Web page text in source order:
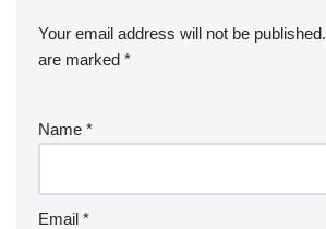
Your email address will not be published.
are marked *
Name *
Email *